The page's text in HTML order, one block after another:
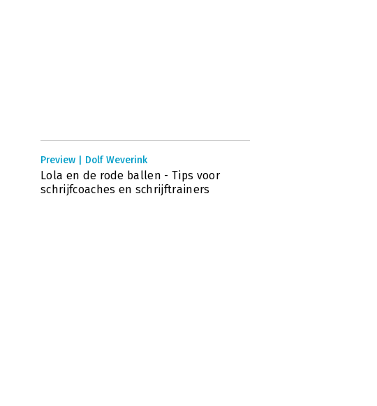
Preview | Dolf Weverink
Lola en de rode ballen - Tips voor
schrijfcoaches en schrijftrainers